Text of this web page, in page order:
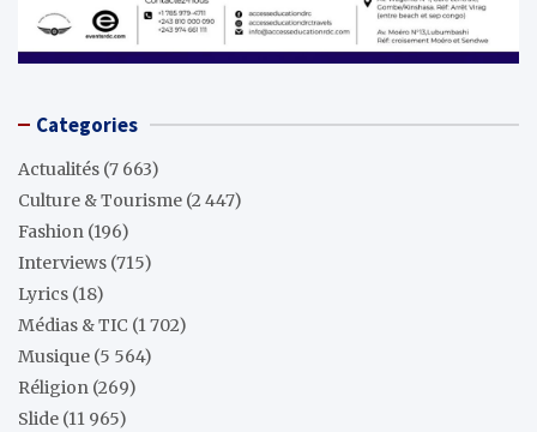
Categories
Actualités (7 663)
Culture & Tourisme (2 447)
Fashion (196)
Interviews (715)
Lyrics (18)
Médias & TIC (1 702)
Musique (5 564)
Réligion (269)
Slide (11 965)